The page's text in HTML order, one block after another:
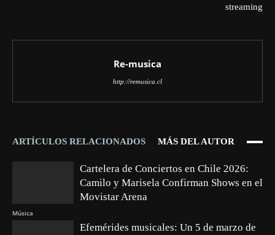
streaming
Re-musica
http://remusica.cl
ARTÍCULOS RELACIONADOS MÁS DEL AUTOR
Música
Cartelera de Conciertos en Chile 2026:
Camilo y Marisela Confirman Shows en el
Movistar Arena
Efemérides musicales: Un 5 de marzo de